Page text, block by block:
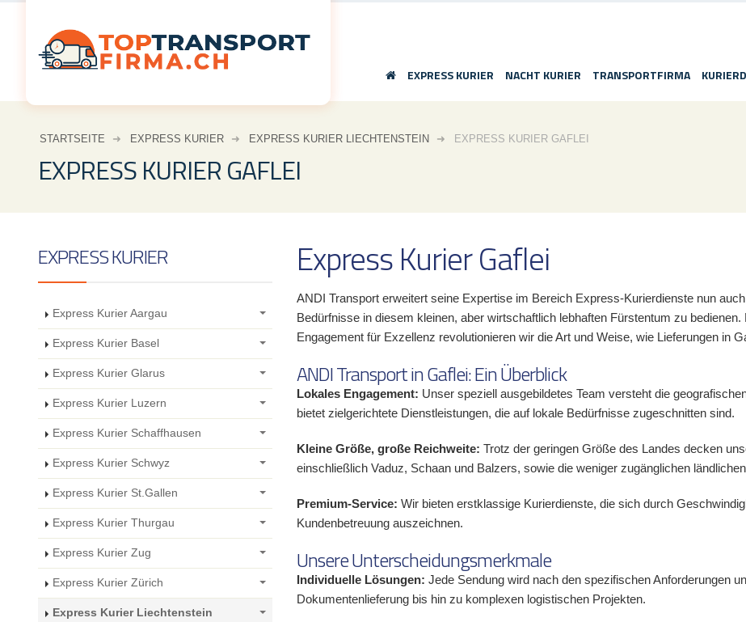
EXPRESS KURIER NACHT KURIER TRANSPORTFIRMA
STARTSEITE EXPRESS KURIER EXPRESS KURIER LIECHTENSTEIN EXPRESS KURIER GAFLEI
EXPRESS KURIER GAFLEI
Express Kurier Gaflei
ANDI Transport erweitert seine Expertise im Bereich Express-Kurierdienste nun
Bedürfnisse in diesem kleinen, aber wirtschaftlich lebhaften Fürstentum zu
Engagement für Exzellenz revolutionieren wir die Art und Weise, wie Lieferungen in
ANDI Transport in Gaflei: Ein Überblick
Lokales Engagement: Unser speziell ausgebildetes Team versteht die
bietet zielgerichtete Dienstleistungen, die auf lokale Bedürfnisse zugeschnitten sind.
Kleine Größe, große Reichweite: Trotz der geringen Größe des Landes decken
einschließlich Vaduz, Schaan und Balzers, sowie die weniger zugänglichen
Premium-Service: Wir bieten erstklassige Kurierdienste, die sich durch
Kundenbetreuung auszeichnen.
Unsere Unterscheidungsmerkmale
Individuelle Lösungen: Jede Sendung wird nach den spezifischen Anforderungen
Dokumentenlieferung bis hin zu komplexen logistischen Projekten.
EXPRESS KURIER
Express Kurier Aargau
Express Kurier Basel
Express Kurier Glarus
Express Kurier Luzern
Express Kurier Schaffhausen
Express Kurier Schwyz
Express Kurier St.Gallen
Express Kurier Thurgau
Express Kurier Zug
Express Kurier Zürich
Express Kurier Liechtenstein